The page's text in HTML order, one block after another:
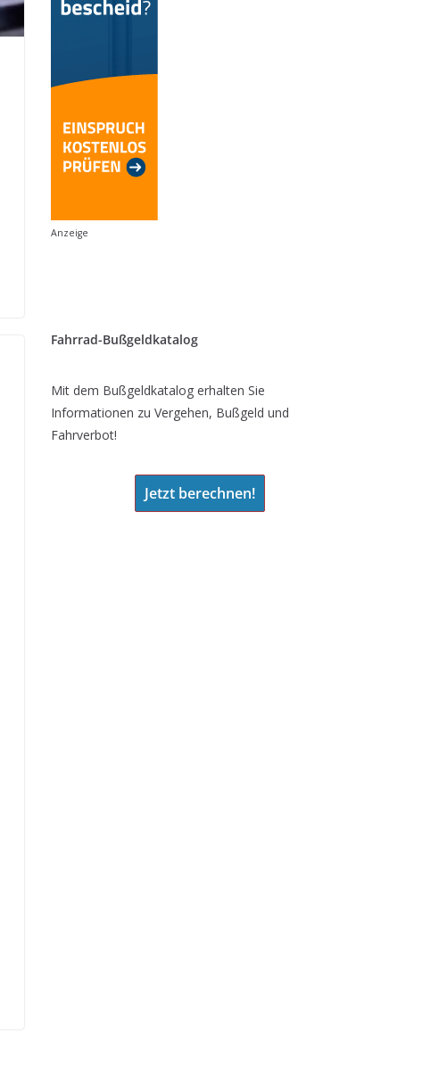
Anzeige
Fahrrad-Bußgeldkatalog
Mit dem Bußgeldkatalog erhalten Sie
Informationen zu Vergehen, Bußgeld und
Fahrverbot!
Jetzt berechnen!